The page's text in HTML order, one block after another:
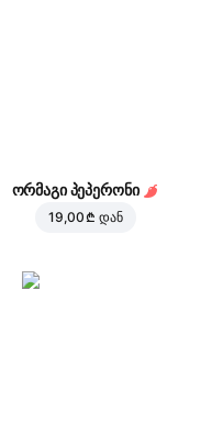
ორმაგი პეპერონი
19,00 ₾ დან